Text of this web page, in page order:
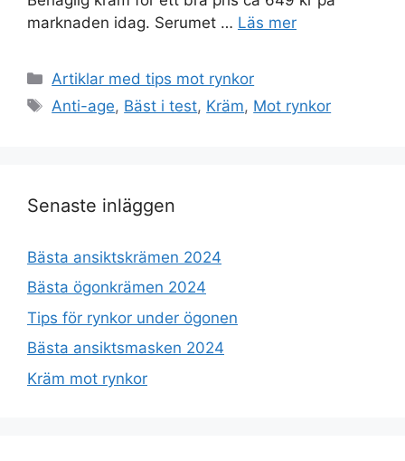
marknaden idag. Serumet … Läs mer
Kategorier
Artiklar med tips mot rynkor
Etiketter
Anti-age, Bäst i test, Kräm, Mot rynkor
Senaste inläggen
Bästa ansiktskrämen 2024
Bästa ögonkrämen 2024
Tips för rynkor under ögonen
Bästa ansiktsmasken 2024
Kräm mot rynkor